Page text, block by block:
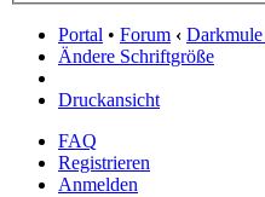
Portal • Forum ‹
Ändere Schriftgröße
Druckansicht
FAQ
Registrieren
Anmelden